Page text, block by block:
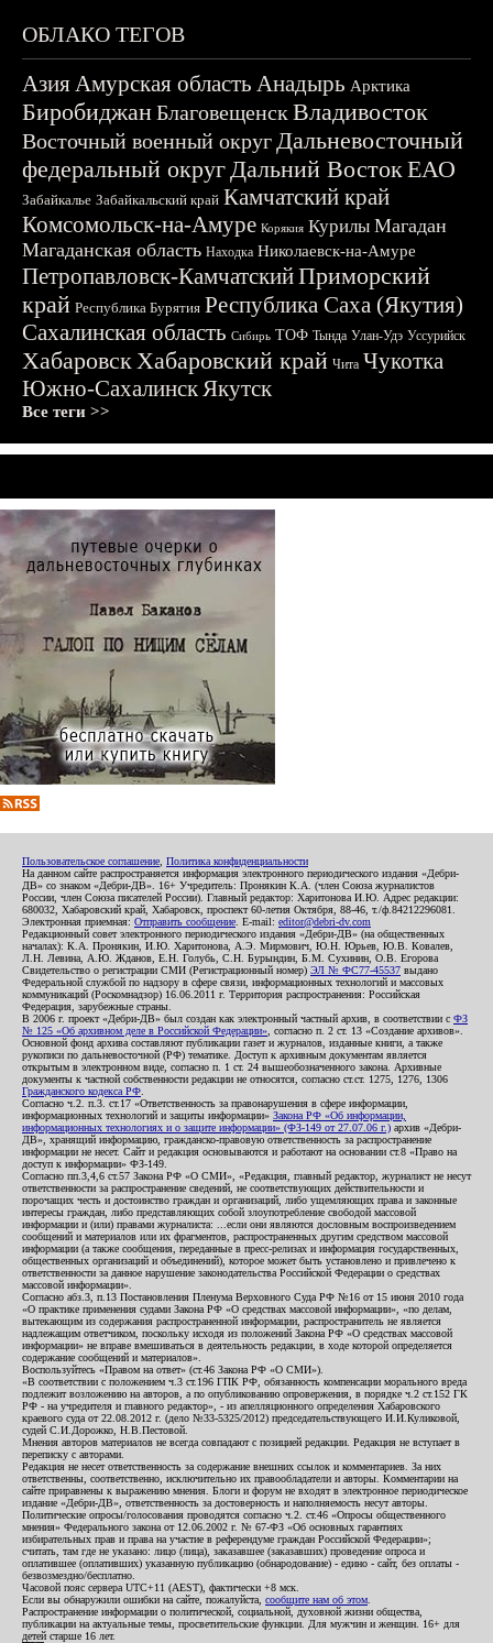
ОБЛАКО ТЕГОВ
АзияАмурская область Анадырь Арктика
БиробиджанБлаговещенскВладивосток
Восточный военный округДальневосточный
федеральный округДальний ВостокЕАО
Забайкалье Забайкальский край Камчатский край
Комсомольск-на-Амуре Корякия Курилы Магадан
Магаданская область Находка Николаевск-на-Амуре
Петропавловск-КамчатскийПриморский
край Республика Бурятия Республика Саха (Якутия)
Сахалинская область Сибирь ТОФ Тында Улан-Удэ Уссурийск
ХабаровскХабаровский край Чита Чукотка
Южно-СахалинскЯкутск
Все теги >>
Пользовательское соглашение Политика конфиденциальности
На данном сайте распространяется информация электронного периодического издания «Дебри-
ДВ» со знаком «Дебри-ДВ». 16+ Учредитель: Пронякин К.А. (член Союза журналистов
России, член Союза писателей России). Главный редактор: Харитонова И.Ю. Адрес редакции:
680032, Хабаровский край, Хабаровск, проспект 60-летия Октября, 88-46, т./ф.84212296081.
Электронная приемная: Отправить сообщение . E-mail: editor@debri-dv.com
Редакционный совет электронного периодического издания «Дебри-ДВ» (на общественных
началах): К.А. Пронякин, И.Ю. Харитонова, А.Э. Мирмович, Ю.Н. Юрьев, Ю.В. Ковалев,
Л.Н. Левина, А.Ю. Жданов, Е.Н. Голубь, С.Н. Бурындин, Б.М. Сухинин, О.В. Егорова
Свидетельство о регистрации СМИ (Регистрационный номер) ЭЛ № ФС77-45537 выдано
Федеральной службой по надзору в сфере связи, информационных технологий и массовых
коммуникаций (Роскомнадзор) 16.06.2011 г. Территория распространения: Российская
Федерация, зарубежные страны.
В 2006 г. проект «Дебри-ДВ» был создан как электронный частный архив, в соответствии с ФЗ
№ 125 «Об архивном деле в Российской Федерации» , согласно п. 2 ст. 13 «Создание архивов».
Основной фонд архива составляют публикации газет и журналов, изданные книги, а также
рукописи по дальневосточной (РФ) тематике. Доступ к архивным документам является
открытым в электронном виде, согласно п. 1 ст. 24 вышеобозначенного закона. Архивные
документы к частной собственности редакции не относятся, согласно ст.ст. 1275, 1276, 1306
Гражданского кодекса РФ
Согласно ч.2. п.3. ст.17 «Ответственность за правонарушения в сфере информации,
информационных технологий и защиты информации» Закона РФ «Об информации,
информационных технологиях и о защите информации» (ФЗ-149 от 27.07.06 г.) архив «Дебри-
ДВ», хранящий информацию, гражданско-правовую ответственность за распространение
информации не несет. Сайт и редакция основываются и работают на основании ст.8 «Право на
доступ к информации» ФЗ-149.
Согласно пп.3,4,6 ст.57 Закона РФ «О СМИ», «Редакция, главный редактор, журналист не несут
ответственности за распространение сведений, не соответствующих действительности и
порочащих честь и достоинство граждан и организаций, либо ущемляющих права и законные
интересы граждан, либо представляющих собой злоупотребление свободой массовой
информации и (или) правами журналиста: ...если они являются дословным воспроизведением
сообщений и материалов или их фрагментов, распространенных другим средством массовой
информации (а также сообщения, переданные в пресс-релизах и информация государственных,
общественных организаций и объединений), которое может быть установлено и привлечено к
ответственности за данное нарушение законодательства Российской Федерации о средствах
массовой информации».
Согласно абз.3, п.13 Постановления Пленума Верховного Суда РФ №16 от 15 июня 2010 года
«О практике применения судами Закона РФ «О средствах массовой информации», «по делам,
вытекающим из содержания распространенной информации, распространитель не является
надлежащим ответчиком, поскольку исходя из положений Закона РФ «О средствах массовой
информации» не вправе вмешиваться в деятельность редакции, в ходе которой определяется
содержание сообщений и материалов».
Воспользуйтесь «Правом на ответ» (ст.46 Закона РФ «О СМИ»).
«В соответствии с положением ч.3 ст.196 ГПК РФ, обязанность компенсации морального вреда
подлежит возложению на авторов, а по опубликованию опровержения, в порядке ч.2 ст.152 ГК
РФ - на учредителя и главного редактор», - из апелляционного определения Хабаровского
краевого суда от 22.08.2012 г. (дело №33-5325/2012) председательствующего И.И.Куликовой,
судей С.И.Дорожко, Н.В.Пестовой.
Мнения авторов материалов не всегда совпадают с позицией редакции. Редакция не вступает в
переписку с авторами.
Редакция не несет ответственность за содержание внешних ссылок и комментариев. За них
ответственны, соответственно, исключительно их правообладатели и авторы. Комментарии на
сайте приравнены к выражению мнения. Блоги и форум не входят в электронное периодическое
издание «Дебри-ДВ», ответственность за достоверность и наполняемость несут авторы.
Политические опросы/голосования проводятся согласно ч.2. ст.46 «Опросы общественного
мнения» Федерального закона от 12.06.2002 г. № 67-ФЗ «Об основных гарантиях
избирательных прав и права на участие в референдуме граждан Российской Федерации»;
считать, там где не указано: лицо (лица), заказавшее (заказавших) проведение опроса и
оплатившее (оплативших) указанную публикацию (обнародование) - едино - сайт, без оплаты -
безвозмездно/бесплатно.
Часовой пояс сервера UTC+11 (AEST), фактически +8 мск.
Если вы обнаружили ошибки на сайте, пожалуйста, сообщите нам об этом
Распространение информации о политической, социальной, духовной жизни общества,
публикации на актуальные темы, просветительские функции. Для мужчин и женщин. 16+ для
детей старше 16 лет.